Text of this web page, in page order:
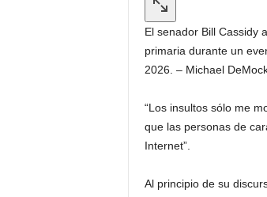
El senador Bill Cassidy
primaria durante un
2026. – Michael
“Los insultos sólo me
que las personas de
Internet”.
Al principio de su